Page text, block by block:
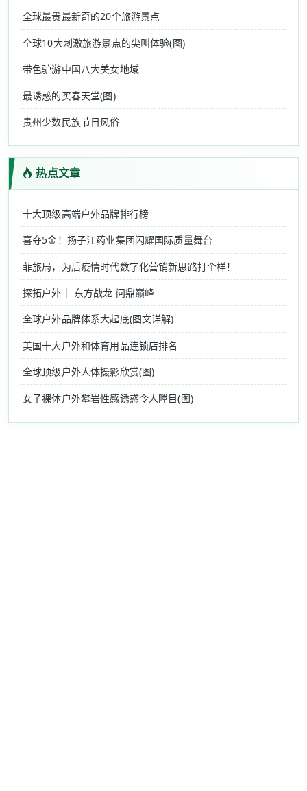
全球最贵最新奇的20个旅游景点
全球10大刺激旅游景点的尖叫体验(图)
带色驴游中国八大美女地域
最诱惑的买春天堂(图)
贵州少数民族节日风俗
热点文章
十大顶级高端户外品牌排行榜
喜夺5金！扬子江药业集团闪耀国际质量舞台
菲旅局，为后疫情时代数字化营销新思路打个样！
探拓户外｜ 东方战龙 问鼎巅峰
全球户外品牌体系大起底(图文详解)
美国十大户外和体育用品连锁店排名
全球顶级户外人体摄影欣赏(图)
女子裸体户外攀岩性感诱惑令人瞠目(图)